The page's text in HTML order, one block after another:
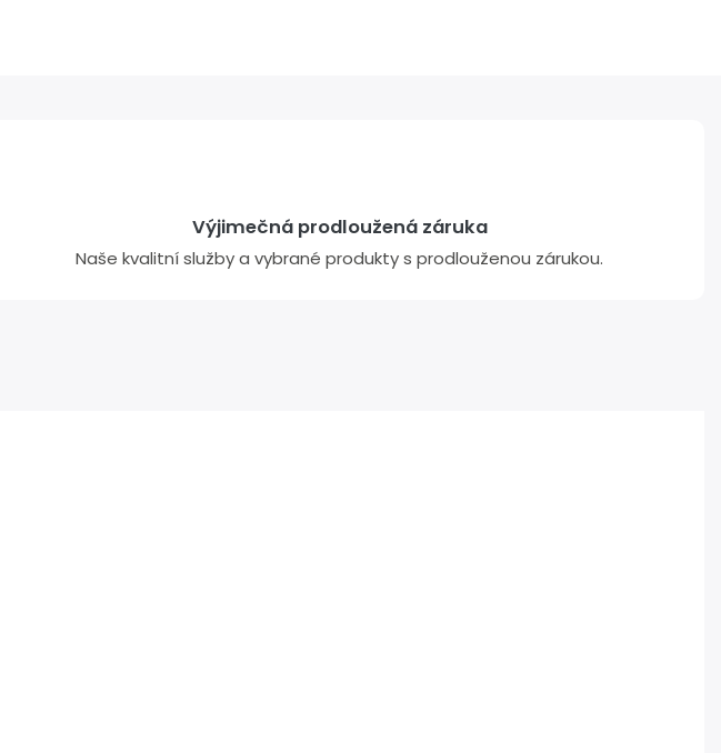
Výjimečná prodloužená záruka
Naše kvalitní služby a vybrané produkty s prodlouženou zárukou.